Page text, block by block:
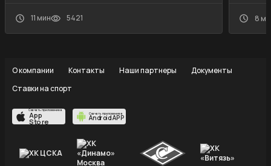
11 мин 5421 8
О компании Контакты Наши партнеры
Документы
Ставки на спорт
Скачать приложение в
App
Store
Скачать приложение в
Android APP